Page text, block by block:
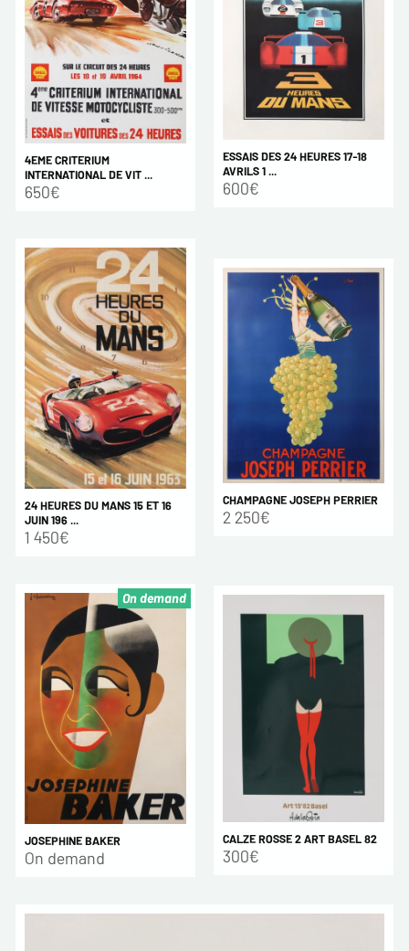
4EME CRITERIUM
INTERNATIONAL DE VIT ...
650€
ESSAIS DES 24 HEURES 17-18
AVRILS 1 ...
600€
24 HEURES DU MANS 15 ET 16
JUIN 196 ...
1 450€
CHAMPAGNE JOSEPH PERRIER
2 250€
JOSEPHINE BAKER
On demand
On demand
CALZE ROSSE 2 ART BASEL 82
300€